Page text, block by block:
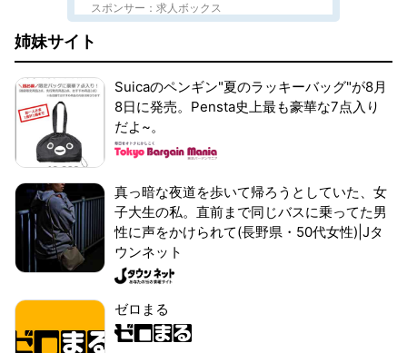
スポンサー：求人ボックス
姉妹サイト
Suicaのペンギン"夏のラッキーバッグ"が8月
8日に発売。Pensta史上最も豪華な7点入り
だよ~。
真っ暗な夜道を歩いて帰ろうとしていた、女
子大生の私。直前まで同じバスに乗ってた男
性に声をかけられて(長野県・50代女性)|Jタ
ウンネット
ゼロまる